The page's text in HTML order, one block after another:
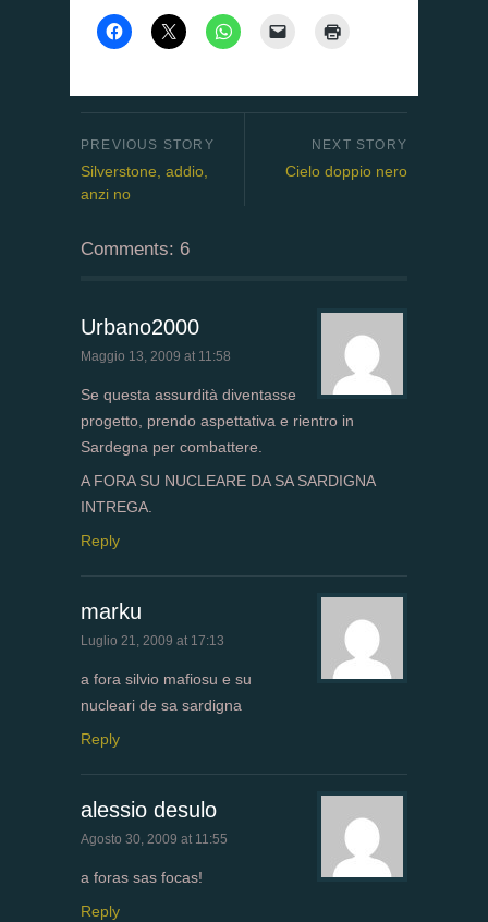
Silverstone, addio,
anzi no
Cielo doppio nero
Comments: 6
Urbano2000
Maggio 13, 2009 at 11:58
Se questa assurdità diventasse
progetto, prendo aspettativa e rientro in
Sardegna per combattere.
A FORA SU NUCLEARE DA SA SARDIGNA
INTREGA.
Reply
marku
Luglio 21, 2009 at 17:13
a fora silvio mafiosu e su
nucleari de sa sardigna
Reply
alessio desulo
Agosto 30, 2009 at 11:55
a foras sas focas!
Reply